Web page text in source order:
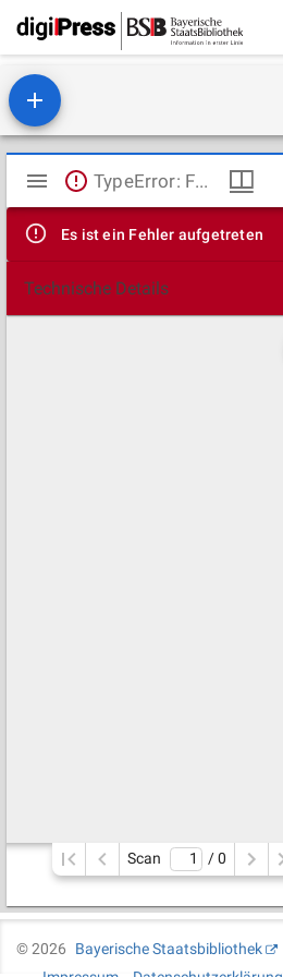
Mirador
Viewer
TypeError: Failed to fetch
Es ist ein Fehler aufgetreten
Technische Details
Scan / 0
©2026
Bayerische Staatsbibliothek